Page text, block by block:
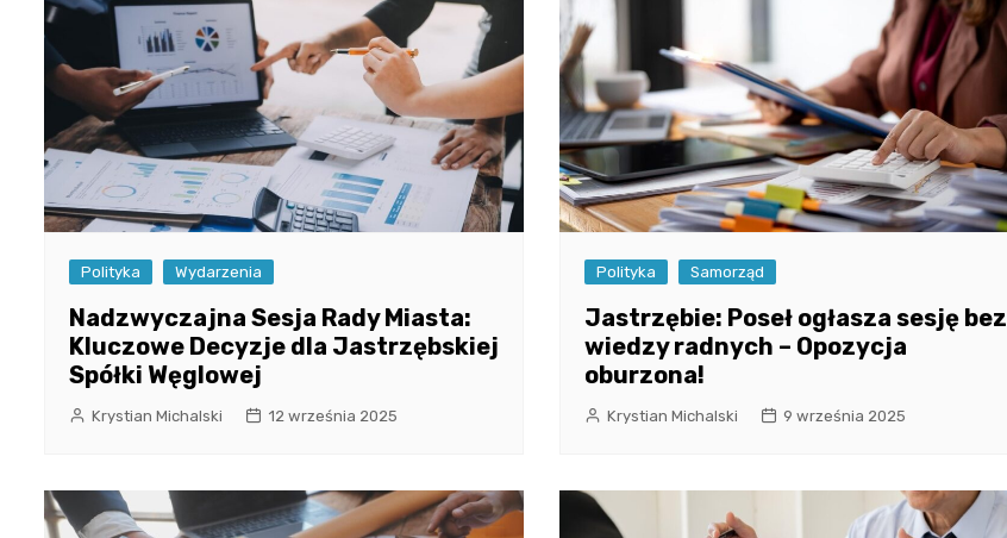
Polityka Wydarzenia
Nadzwyczajna Sesja Rady Miasta:
Kluczowe Decyzje dla Jastrzębskiej
Spółki Węglowej
Krystian Michalski 12 września 2025
Polityka Samorząd
Jastrzębie: Poseł ogłasza sesję bez
wiedzy radnych – Opozycja
oburzona!
Krystian Michalski 9 września 2025